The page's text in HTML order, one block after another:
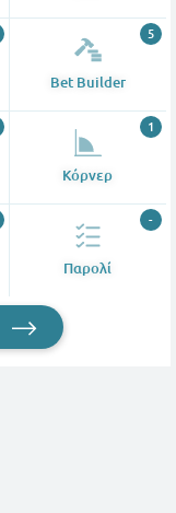
Bet Builder
5
Κόρνερ
1
Παρολί
-